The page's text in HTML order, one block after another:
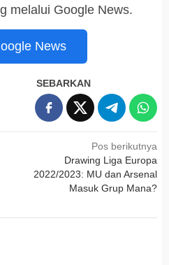
melalui Google News.
News
SEBARKAN
Pos berikutnya
Drawing Liga Europa
2022/2023: MU dan Arsenal
Masuk Grup Mana?